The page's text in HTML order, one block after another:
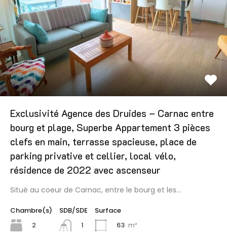
Exclusivité Agence des Druides – Carnac entre
bourg et plage, Superbe Appartement 3 pièces
clefs en main, terrasse spacieuse, place de
parking privative et cellier, local vélo,
résidence de 2022 avec ascenseur
Situé au coeur de Carnac, entre le bourg et les…
Chambre(s)
2
SDB/SDE
1
Surface
63 m²